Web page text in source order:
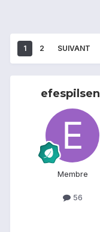
1 2 SUIVANT
efespilsen
Membre
56